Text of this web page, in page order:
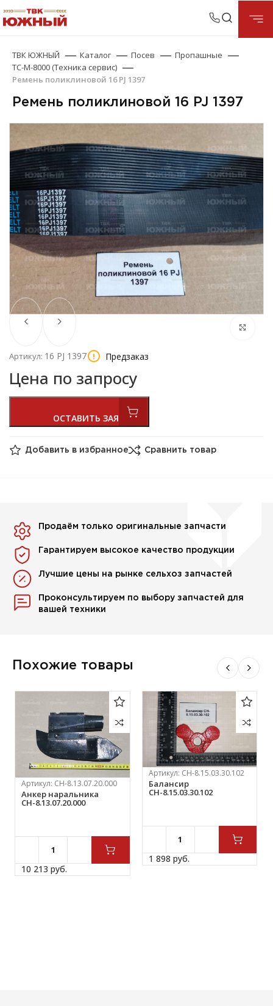
ТВК ЮЖНЫЙ Каталог Посев
Пропашные
ТС-М-8000 (Техника сервис)
Ремень поликлиновой 16 PJ 1397
Ремень поликлиновой 16 PJ 1397
Артикул: 16 PJ 1397 Предзаказ
Цена по запросу
Добавить в избранное Сравнить товар
Продаём только оригинальные запчасти
Гарантируем высокое качество продукции
Лучшие цены на рынке сельхоз запчастей
Проконсультируем по выбору запчастей для
вашей техники
Похожие товары
Артикул: СН-8.13.07.20.000
Анкер наральника
СН-8.13.07.20.000
10 213 руб.
Артикул: СН-8.15.03.30.102
Балансир
СН-8.15.03.30.102
1 898 руб.